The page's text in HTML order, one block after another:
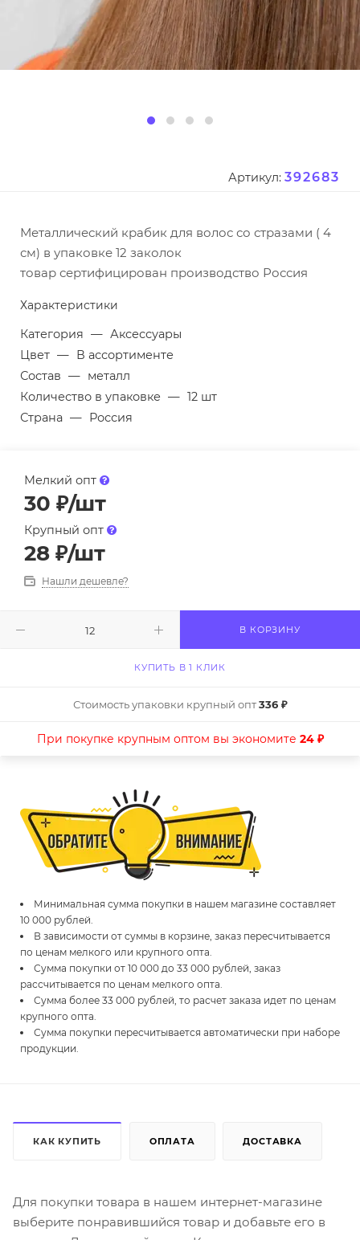
Артикул: 392683
Металлический крабик для волос со стразами ( 4
см) в упаковке 12 заколок
товар сертифицирован производство Россия
Характеристики
Категория — Аксессуары
Цвет — В ассортименте
Состав — металл
Количество в упаковке — 12 шт
Страна — Россия
Мелкий опт
30 ₽/шт
Крупный опт
28 ₽/шт
Нашли дешевле?
В КОРЗИНУ
КУПИТЬ В 1 КЛИК
Стоимость упаковки крупный опт336 ₽
При покупке крупным оптом вы экономите 24 ₽
Минимальная сумма покупки в нашем магазине составляет
10 000 рублей.
В зависимости от суммы в корзине, заказ пересчитывается
по ценам мелкого или крупного опта.
Сумма покупки от 10 000 до 33 000 рублей, заказ
рассчитывается по ценам мелкого опта.
Сумма более 33 000 рублей, то расчет заказа идет по ценам
крупного опта.
Сумма покупки пересчитывается автоматически при наборе
продукции.
КАК КУПИТЬ ОПЛАТА ДОСТАВКА
Для покупки товара в нашем интернет-магазине
выберите понравившийся товар и добавьте его в